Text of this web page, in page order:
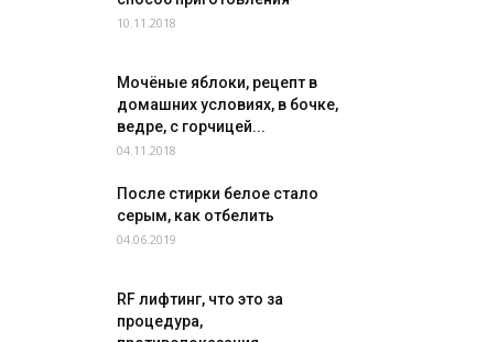
10.11.2018
Мочёные яблоки, рецепт в
домашних условиях, в бочке,
ведре, с горчицей...
04.11.2018
После стирки белое стало
серым, как отбелить
04.06.2019
RF лифтинг, что это за
процедура,